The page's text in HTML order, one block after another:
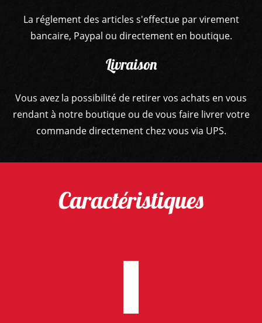
La réglement des articles s'effectue par virement
bancaire, Paypal ou directement en boutique.
Livraison
Vous avez la possibilité de retirer vos achats en vous
rendant à notre boutique ou de vous faire livrer votre
commande directement chez vous via UPS.
Caractéristiques